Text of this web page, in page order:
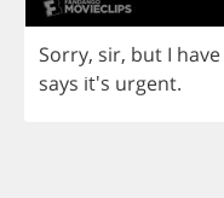
Sorry, sir, but I have
says it's urgent.